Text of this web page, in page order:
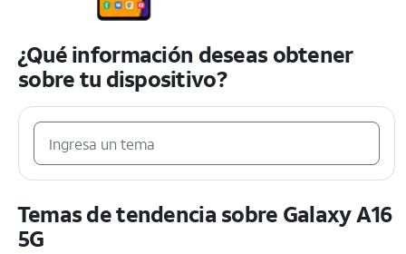
¿Qué información deseas obtener
sobre tu dispositivo?
Temas de tendencia sobre Galaxy A16
5G